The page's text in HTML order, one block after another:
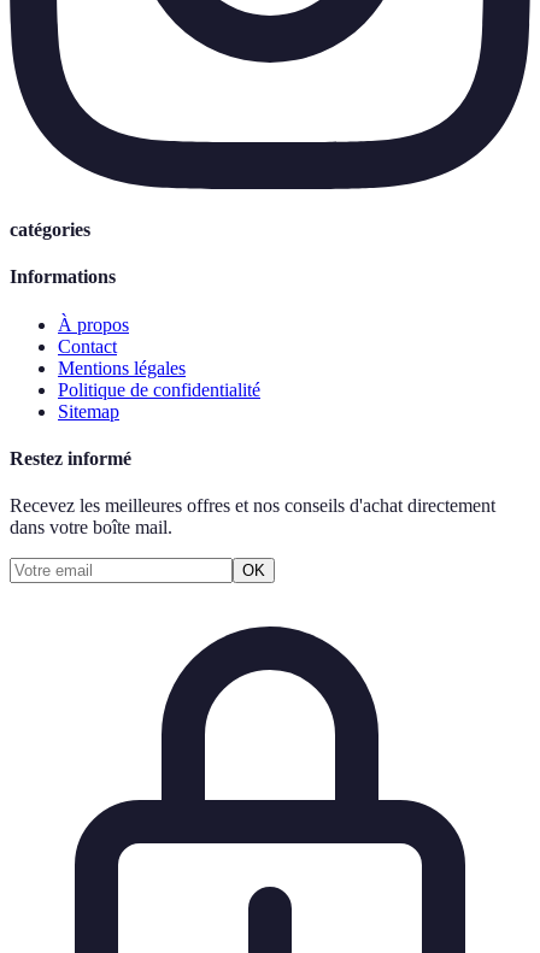
catégories
Informations
À propos
Contact
Mentions légales
Politique de confidentialité
Sitemap
Restez informé
Recevez les meilleures offres et nos conseils d'achat directement
dans votre boîte mail.
OK